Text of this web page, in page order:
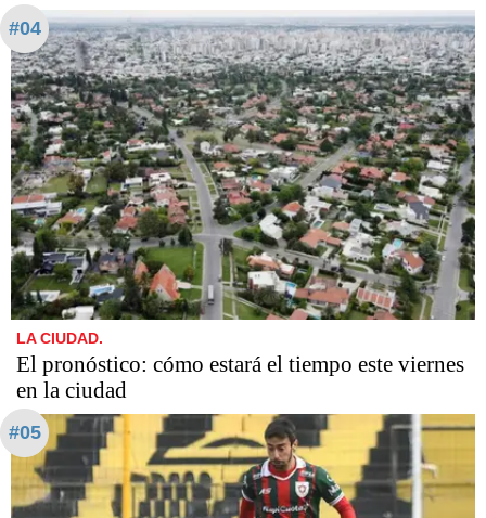
#04
LA CIUDAD.
El pronóstico: cómo estará el tiempo este viernes
en la ciudad
#05